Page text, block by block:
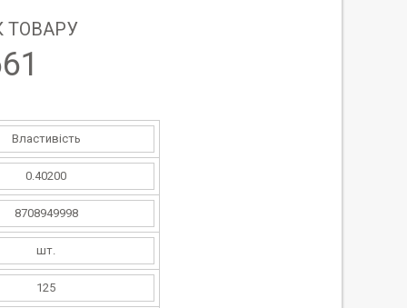
ТОВАРУ
Властивість
0.40200
8708949998
шт.
125